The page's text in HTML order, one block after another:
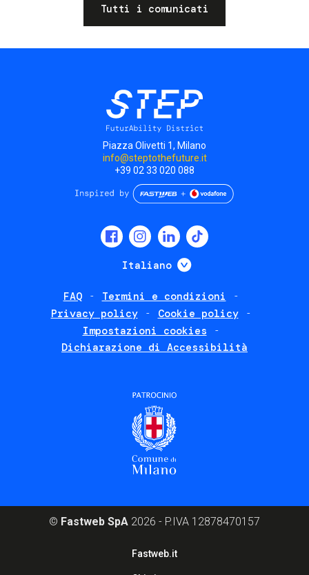
Tutti i comunicati
Piazza Olivetti 1, Milano
info@steptothefuture.it
+39 02 33 020 088
Italiano Mostra ulteriori
FAQ
Termini e condizioni
Privacy policy
Cookie policy
Impostazioni cookies
Dichiarazione di Accessibilità
© Fastweb SpA 2026 - P.IVA 12878470157
Fastweb.it